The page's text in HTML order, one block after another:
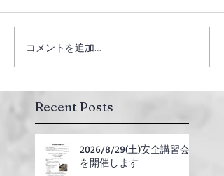
コメントを追加…
Recent Posts
2026/8/29(土)安全講習会
を開催します